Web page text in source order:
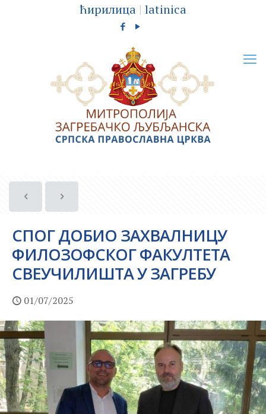
ћирилица | latinica
СПОГ ДОБИО ЗАХВАЛНИЦУ
ФИЛОЗОФСКОГ ФАКУЛТЕТА
СВЕУЧИЛИШТА У ЗАГРЕБУ
01/07/2025